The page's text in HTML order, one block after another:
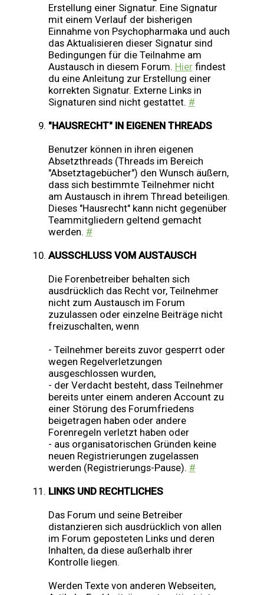
Erstellung einer Signatur. Eine Signatur
mit einem Verlauf der bisherigen
Einnahme von Psychopharmaka und auch
das Aktualisieren dieser Signatur sind
Bedingungen für die Teilnahme am
Austausch in diesem Forum. Hierfindest
du eine Anleitung zur Erstellung einer
korrekten Signatur. Externe Links in
Signaturen sind nicht gestattet. #
"HAUSRECHT" IN EIGENEN THREADS
Benutzer können in ihren eigenen
Absetzthreads (Threads im Bereich
"Absetztagebücher") den Wunsch äußern,
dass sich bestimmte Teilnehmer nicht
am Austausch in ihrem Thread beteiligen.
Dieses "Hausrecht" kann nicht gegenüber
Teammitgliedern geltend gemacht
werden. #
AUSSCHLUSS VOM AUSTAUSCH
Die Forenbetreiber behalten sich
ausdrücklich das Recht vor, Teilnehmer
nicht zum Austausch im Forum
zuzulassen oder einzelne Beiträge nicht
freizuschalten, wenn
- Teilnehmer bereits zuvor gesperrt oder
wegen Regelverletzungen
ausgeschlossen wurden,
- der Verdacht besteht, dass Teilnehmer
bereits unter einem anderen Account zu
einer Störung des Forumfriedens
beigetragen haben oder andere
Forenregeln verletzt haben oder
- aus organisatorischen Gründen keine
neuen Registrierungen zugelassen
werden (Registrierungs-Pause). #
LINKS UND RECHTLICHES
Das Forum und seine Betreiber
distanzieren sich ausdrücklich von allen
im Forum geposteten Links und deren
Inhalten, da diese außerhalb ihrer
Kontrolle liegen.
Werden Texte von anderen Webseiten,